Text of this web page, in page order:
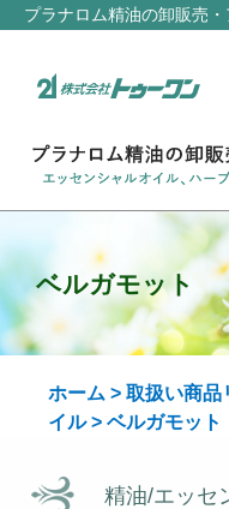
プラナロム精油の卸販売
ベルガモット
ホーム > 取扱い商品
イル> ベルガモット
精油/エッセ